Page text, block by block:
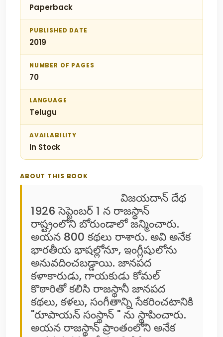
Paperback
PUBLISHED DATE
2019
NUMBER OF PAGES
70
LANGUAGE
Telugu
AVAILABILITY
In Stock
ABOUT THIS BOOK
విజయదాన్ దేథ
1926 సెప్టెంబర్ 1 న రాజస్థాన్
రాష్ట్రంలోని బోరుండాలో జన్మించారు.
అయన 800 కథలు రాశారు. అవి అనేక
భారతీయ భాషల్లోనూ, ఇంగ్లీషులోను
అనువదించబడ్డాయి. జానపద
కళాకారుడు, గాయకుడు కోమల్
కొఠారితో కలిసి రాజస్థానీ జానపద
కథలు, కళలు, సంగీతాన్ని సేకరించటానికి
"రూపాయన్ సంస్థాన్ " ను స్థాపించారు.
అయన రాజస్థాన్ ప్రాంతంలోని అనేక